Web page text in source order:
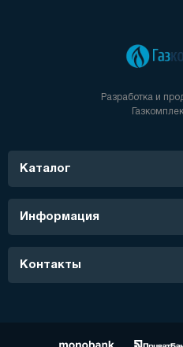
Разработка и
Каталог
Информация
Контакты